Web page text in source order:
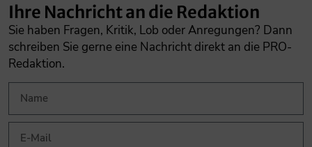
Ihre Nachricht an die Redaktion
Sie haben Fragen, Kritik, Lob oder Anregungen? Dann
schreiben Sie gerne eine Nachricht direkt an die PRO-
Redaktion.